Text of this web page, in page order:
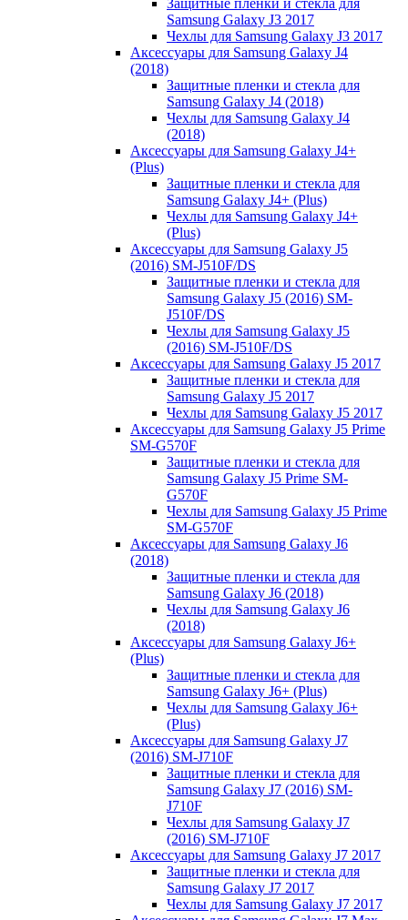
Samsung Galaxy J3 2017
Чехлы для Samsung Galaxy J3 2017
Аксессуары для Samsung Galaxy J4
(2018)
Защитные пленки и стекла для
Samsung Galaxy J4 (2018)
Чехлы для Samsung Galaxy J4
(2018)
Аксессуары для Samsung Galaxy J4+
(Plus)
Защитные пленки и стекла для
Samsung Galaxy J4+ (Plus)
Чехлы для Samsung Galaxy J4+
(Plus)
Аксессуары для Samsung Galaxy J5
(2016) SM-J510F/DS
Защитные пленки и стекла для
Samsung Galaxy J5 (2016) SM-
J510F/DS
Чехлы для Samsung Galaxy J5
(2016) SM-J510F/DS
Аксессуары для Samsung Galaxy J5 2017
Защитные пленки и стекла для
Samsung Galaxy J5 2017
Чехлы для Samsung Galaxy J5 2017
Аксессуары для Samsung Galaxy J5 Prime
SM-G570F
Защитные пленки и стекла для
Samsung Galaxy J5 Prime SM-
G570F
Чехлы для Samsung Galaxy J5 Prime
SM-G570F
Аксессуары для Samsung Galaxy J6
(2018)
Защитные пленки и стекла для
Samsung Galaxy J6 (2018)
Чехлы для Samsung Galaxy J6
(2018)
Аксессуары для Samsung Galaxy J6+
(Plus)
Защитные пленки и стекла для
Samsung Galaxy J6+ (Plus)
Чехлы для Samsung Galaxy J6+
(Plus)
Аксессуары для Samsung Galaxy J7
(2016) SM-J710F
Защитные пленки и стекла для
Samsung Galaxy J7 (2016) SM-
J710F
Чехлы для Samsung Galaxy J7
(2016) SM-J710F
Аксессуары для Samsung Galaxy J7 2017
Защитные пленки и стекла для
Samsung Galaxy J7 2017
Чехлы для Samsung Galaxy J7 2017